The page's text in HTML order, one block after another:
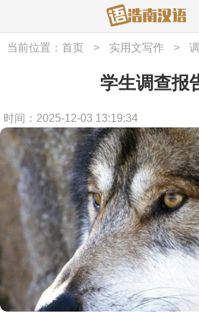
当前位置： 首页 > 实用文写作 >
学生调查报
时间：2025-12-03 13:19:34